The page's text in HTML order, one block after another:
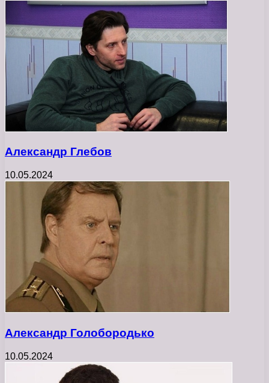
Александр Глебов
10.05.2024
Александр Голобородько
10.05.2024